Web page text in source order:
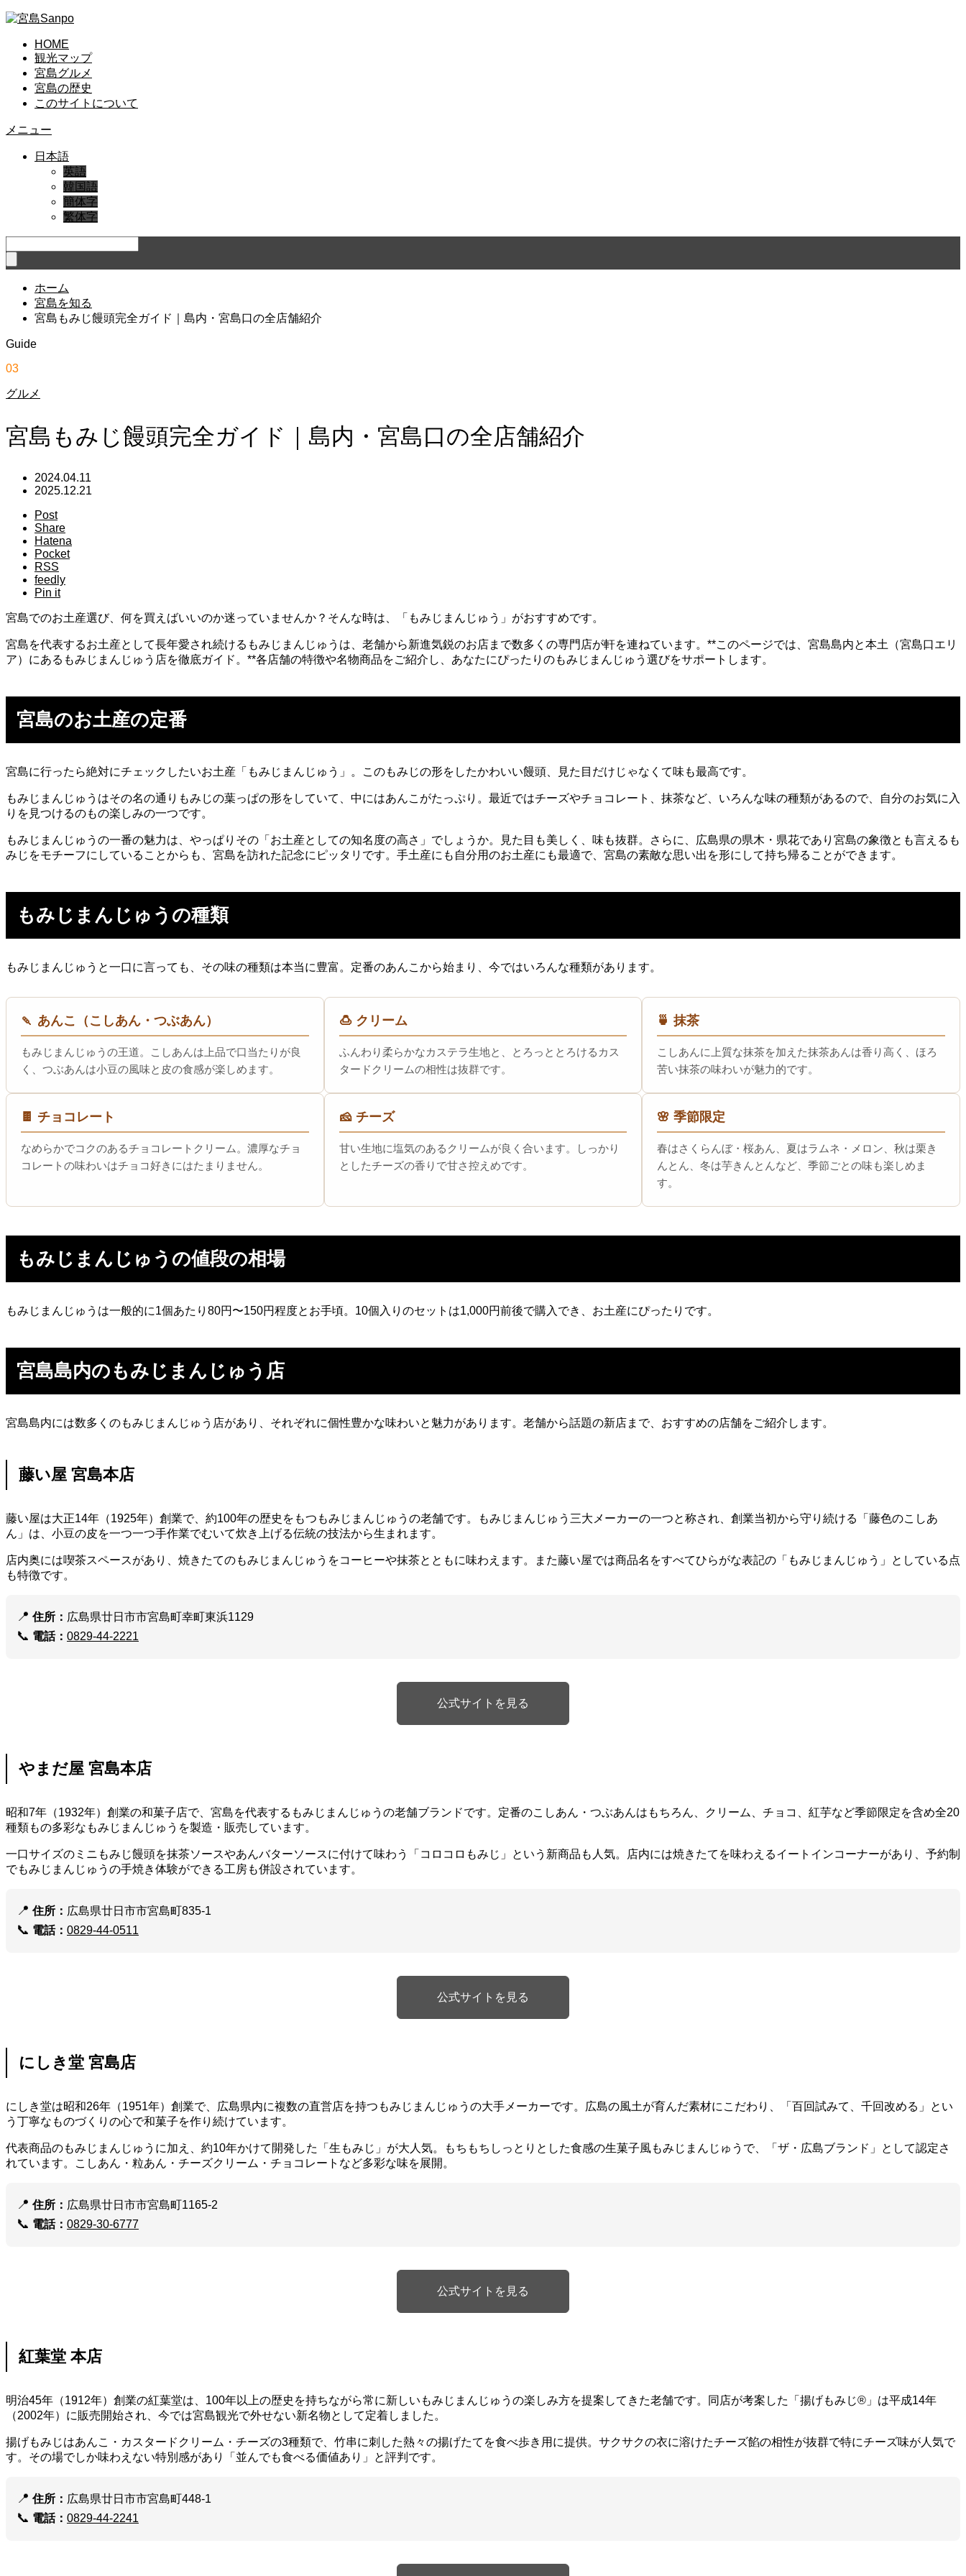
HOME
観光マップ
宮島グルメ
宮島の歴史
このサイトについて
メニュー
日本語
英語
韓国語
簡体字
繁体字
ホーム
宮島を知る
宮島もみじ饅頭完全ガイド｜島内・宮島口の全店舗紹介
Guide
03
グルメ
宮島もみじ饅頭完全ガイド｜島内・宮島口の全店舗紹介
2024.04.11
2025.12.21
Post
Share
Hatena
Pocket
RSS
feedly
Pin it
宮島でのお土産選び、何を買えばいいのか迷っていませんか？そんな時は、「もみじまんじゅう」がおすすめです。
宮島を代表するお土産として長年愛され続けるもみじまんじゅうは、老舗から新進気鋭のお店まで数多くの専門店が軒を連ねています。**このページでは、宮島島内と本土（宮島口エリ
ア）にあるもみじまんじゅう店を徹底ガイド。**各店舗の特徴や名物商品をご紹介し、あなたにぴったりのもみじまんじゅう選びをサポートします。
宮島のお土産の定番
宮島に行ったら絶対にチェックしたいお土産「もみじまんじゅう」。このもみじの形をしたかわいい饅頭、見た目だけじゃなくて味も最高です。
もみじまんじゅうはその名の通りもみじの葉っぱの形をしていて、中にはあんこがたっぷり。最近ではチーズやチョコレート、抹茶など、いろんな味の種類があるので、自分のお気に入
りを見つけるのもの楽しみの一つです。
もみじまんじゅうの一番の魅力は、やっぱりその「お土産としての知名度の高さ」でしょうか。見た目も美しく、味も抜群。さらに、広島県の県木・県花であり宮島の象徴とも言えるも
みじをモチーフにしていることからも、宮島を訪れた記念にピッタリです。手土産にも自分用のお土産にも最適で、宮島の素敵な思い出を形にして持ち帰ることができます。
もみじまんじゅうの種類
もみじまんじゅうと一口に言っても、その味の種類は本当に豊富。定番のあんこから始まり、今ではいろんな種類があります。
🍡 あんこ（こしあん・つぶあん）
もみじまんじゅうの王道。こしあんは上品で口当たりが良
く、つぶあんは小豆の風味と皮の食感が楽しめます。
🍮 クリーム
ふんわり柔らかなカステラ生地と、とろっととろけるカス
タードクリームの相性は抜群です。
🍵 抹茶
こしあんに上質な抹茶を加えた抹茶あんは香り高く、ほろ
苦い抹茶の味わいが魅力的です。
🍫 チョコレート
なめらかでコクのあるチョコレートクリーム。濃厚なチョ
コレートの味わいはチョコ好きにはたまりません。
🧀 チーズ
甘い生地に塩気のあるクリームが良く合います。しっかり
としたチーズの香りで甘さ控えめです。
🌸 季節限定
春はさくらんぼ・桜あん、夏はラムネ・メロン、秋は栗き
んとん、冬は芋きんとんなど、季節ごとの味も楽しめま
す。
もみじまんじゅうの値段の相場
もみじまんじゅうは一般的に1個あたり80円〜150円程度とお手頃。10個入りのセットは1,000円前後で購入でき、お土産にぴったりです。
宮島島内のもみじまんじゅう店
宮島島内には数多くのもみじまんじゅう店があり、それぞれに個性豊かな味わいと魅力があります。老舗から話題の新店まで、おすすめの店舗をご紹介します。
藤い屋 宮島本店
藤い屋は大正14年（1925年）創業で、約100年の歴史をもつもみじまんじゅうの老舗です。もみじまんじゅう三大メーカーの一つと称され、創業当初から守り続ける「藤色のこしあ
ん」は、小豆の皮を一つ一つ手作業でむいて炊き上げる伝統の技法から生まれます。
店内奥には喫茶スペースがあり、焼きたてのもみじまんじゅうをコーヒーや抹茶とともに味わえます。また藤い屋では商品名をすべてひらがな表記の「もみじまんじゅう」としている点
も特徴です。
📍 住所： 広島県廿日市市宮島町幸町東浜1129
📞 電話： 0829-44-2221
公式サイトを見る
やまだ屋 宮島本店
昭和7年（1932年）創業の和菓子店で、宮島を代表するもみじまんじゅうの老舗ブランドです。定番のこしあん・つぶあんはもちろん、クリーム、チョコ、紅芋など季節限定を含め全20
種類もの多彩なもみじまんじゅうを製造・販売しています。
一口サイズのミニもみじ饅頭を抹茶ソースやあんバターソースに付けて味わう「コロコロもみじ」という新商品も人気。店内には焼きたてを味わえるイートインコーナーがあり、予約制
でもみじまんじゅうの手焼き体験ができる工房も併設されています。
📍 住所： 広島県廿日市市宮島町835-1
📞 電話： 0829-44-0511
公式サイトを見る
にしき堂 宮島店
にしき堂は昭和26年（1951年）創業で、広島県内に複数の直営店を持つもみじまんじゅうの大手メーカーです。広島の風土が育んだ素材にこだわり、「百回試みて、千回改める」とい
う丁寧なものづくりの心で和菓子を作り続けています。
代表商品のもみじまんじゅうに加え、約10年かけて開発した「生もみじ」が大人気。もちもちしっとりとした食感の生菓子風もみじまんじゅうで、「ザ・広島ブランド」として認定さ
れています。こしあん・粒あん・チーズクリーム・チョコレートなど多彩な味を展開。
📍 住所： 広島県廿日市市宮島町1165-2
📞 電話： 0829-30-6777
公式サイトを見る
紅葉堂 本店
明治45年（1912年）創業の紅葉堂は、100年以上の歴史を持ちながら常に新しいもみじまんじゅうの楽しみ方を提案してきた老舗です。同店が考案した「揚げもみじ®」は平成14年
（2002年）に販売開始され、今では宮島観光で外せない新名物として定着しました。
揚げもみじはあんこ・カスタードクリーム・チーズの3種類で、竹串に刺した熱々の揚げたてを食べ歩き用に提供。サクサクの衣に溶けたチーズ餡の相性が抜群で特にチーズ味が人気で
す。その場でしか味わえない特別感があり「並んでも食べる価値あり」と評判です。
📍 住所： 広島県廿日市市宮島町448-1
📞 電話： 0829-44-2241